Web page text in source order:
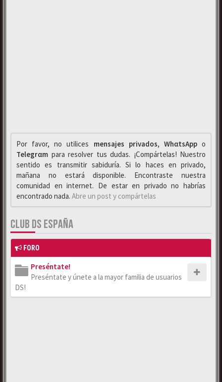
Por favor, no utilices mensajes privados, WhαtsAppo
Telegrαm para resolver tus dudas. ¡Compártelas! Nuestro
sentido es transmitir sabiduría. Si lo haces en privado,
mañana no estará disponible. Encontraste nuestra
comunidad en internet. De estar en privado no habrías
encontrado nada. Abre un post y compártelas
CLUB DS ESPAÑA
FORO
Preséntate!
Preséntate y únete a la mayor familia de usuarios
DS!